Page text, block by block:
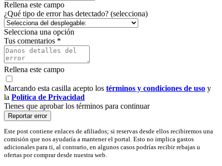
Rellena este campo
¿Qué tipo de error has detectado? (selecciona)
Selecciona una opción
Tus comentarios *
Rellena este campo
Marcando esta casilla acepto los términos y condiciones de uso y
la Política de Privacidad
Tienes que aprobar los términos para continuar
Reportar error
Este post contiene enlaces de afiliados; si reservas desde ellos recibiremos una
comisión que nos ayudaría a mantener el portal. Esto no implica gastos
adicionales para ti, al contrario, en algunos casos podrías recibir rebajas u
ofertas por comprar desde nuestra web.